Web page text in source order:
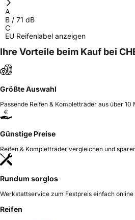
A
B / 71 dB
C
EU Reifenlabel anzeigen
Ihre Vorteile beim Kauf bei
Größte Auswahl
Passende Reifen & Kompletträder aus über 10
Günstige Preise
Reifen & Kompletträder vergleichen und
Rundum sorglos
Werkstattservice zum Festpreis einfach online
Reifen